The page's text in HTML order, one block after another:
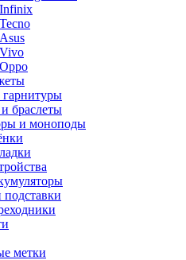
браслеты
и моноподы
метки